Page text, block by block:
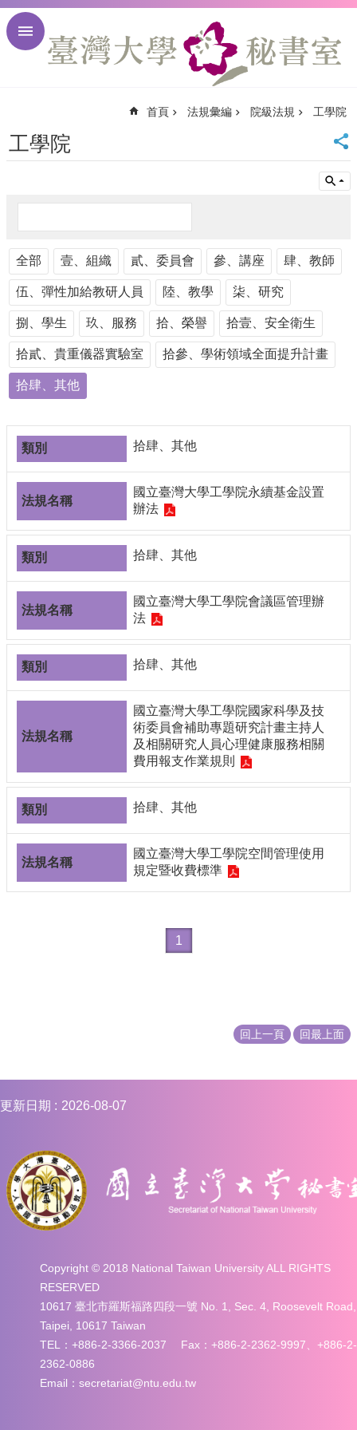
跳到主要內容區塊
首
頁
首
大
校
訊
English
網
站
導
覽
見
問
答
於
秘
書
室
服
務
團
法
規
彙
行
議
校
務
會
會
錄
搜
尋
其
它
首頁 法規彙編 院級法規 工學院
工學院
全部 壹、組織 貳、委員會 參、講座 肆、教師
伍、彈性加給教研人員 陸、教學 柒、研究
捌、學生 玖、服務 拾、榮譽 拾壹、安全衛生
拾貳、貴重儀器實驗室 拾參、學術領域全面提升計畫
拾肆、其他
拾肆、其他
國立臺灣大學工學院永續基金設置
辦法
拾肆、其他
國立臺灣大學工學院會議區管理辦
法
拾肆、其他
國立臺灣大學工學院國家科學及技
術委員會補助專題研究計畫主持人
及相關研究人員心理健康服務相關
費用報支作業規則
拾肆、其他
國立臺灣大學工學院空間管理使用
規定暨收費標準
1
回上一頁 回最上面
更新日期 2026-08-07
Copyright © 2018 National Taiwan University ALL RIGHTS
RESERVED
10617 臺北市羅斯福路四段一號 No. 1, Sec. 4, Roosevelt Road,
Taipei, 10617 Taiwan
TEL：+886-2-3366-2037 Fax：+886-2-2362-9997、+886-2-
2362-0886
Email：secretariat@ntu.edu.tw